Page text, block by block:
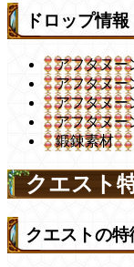
ドロップ情報
アフタヌー
アフタヌー
アフタヌー
アフタヌー
鍛錬素材
クエスト
クエストの特